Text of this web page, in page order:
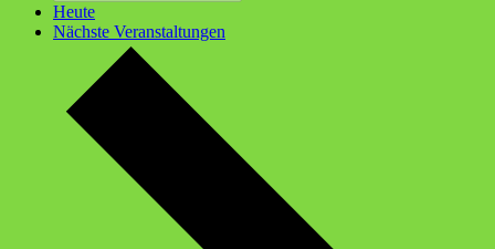
Heute
Nächste Veranstaltungen